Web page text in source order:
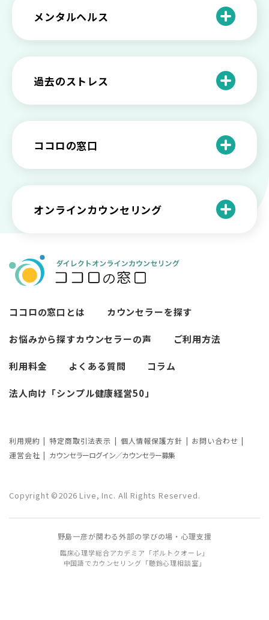
自分の人生を変えたい…でもどうすれ
ば？ 人生に変化を起こすための3ステッ
プを解説
自分が嫌い！ 好きになれない！という人
の特徴と対処法を解説
メンタルが弱い人と強い人の2つの違い
「自分はダメ」って、本当に？「自分は
女性必見！自分らしく生きるとは？ 悩ん
だら振り返りたいこと
安のメリットや対処法も】
【恋愛で裏切られた】 気持ちの整理の仕
恋愛依存かもしれない…好きな人が頭か
ー関係がいつもうまくいかないと感じる
心理カウンセリングとは？医療との違い
や実際の流れを解説
心理カウンセリングの歴史と日本におけ
る発展
いろいろあるカウンセラー資格のまとめ
来談者中心療法とは？カウンセリングの
カウンセリングは効果がない？効果半減
何を話していい？カウンセリングで心の
【カウンセリングを受けたい人向け】カ
ウンセリングの流れや使い方
必要なカウンセリングの回数は？症状や
悩みによるカウンセリング回数や期間の
カウンセリングの効果ってどんなもの？
カウンセリングの3つの効果を解説
事例と効果が薄い事例
とは？カウンセリングの効果を左右する
要因もご紹介
メンタルヘルス
日本のメンタルヘルスは遅れてる？理由
や法律の歴史について
精神科・心療内科・カウンセリングの違
い【選ぶ時のポイント】
カウンセラーの収入や働き方は？こんな
過去のストレス
死別の悲しみから立ち直る過程と具体的
な対処方法
ペットロスとは？ ペットを失った時の症
状や対処法を解説
ココロの窓口
ココロの窓口とは？カウンセリングの敷
プライバシー重視！『ココロの窓口』は
顔出し・本名出し不要
カウンセリングは高い？1分100円『ココ
異文化適応とメンタルケア
オンラインカウンセリング
今すぐ相談！予約不要のココロの窓口の
メリットとは
【2026年7月版】オンラインカウンセリ
ング6社比較｜料金・資格・今すぐ相談で
きるかで選ぶ
ココロの窓口とは カウンセラーを探す
お悩みから探すカウンセラーの声 ご利用方法
利用料金 よくある質問 コラム
法人向け「シンプル健康経営50」
Copyright ©2026 Live, Inc. All Rights Reserved.
利用規約 特定商取引法表示 個人情報保護方針
お問い合わせ
運営会社
カウンセラーログイン／カウンセラー募集
野島一彦が関わる外部の学びの場・心理支援
臨床心理学総合アカデミア「ポルトクオーレ」
中国語でカウンセリング「聴鈴心理相談室」